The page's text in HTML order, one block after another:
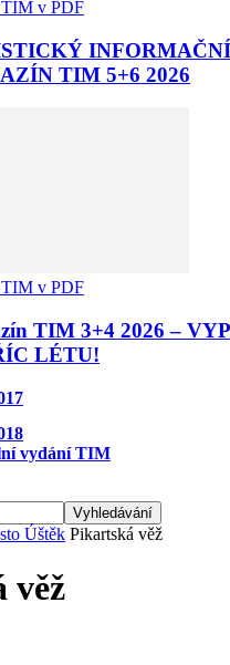
v PDF
INFORMAČNÍ
TIM 5+6 2026
v PDF
TIM 3+4 2026 –
LÉTU!
vydání TIM
Úštěk Pikartská věž
věž